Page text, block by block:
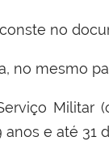
no
no mesmo
Militar
e até